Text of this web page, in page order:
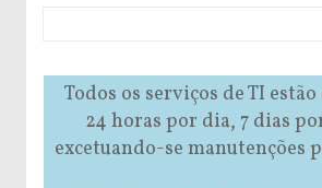
Todos os serviços de TI
24 horas por dia, 7 dias
excetuando-se manutenções